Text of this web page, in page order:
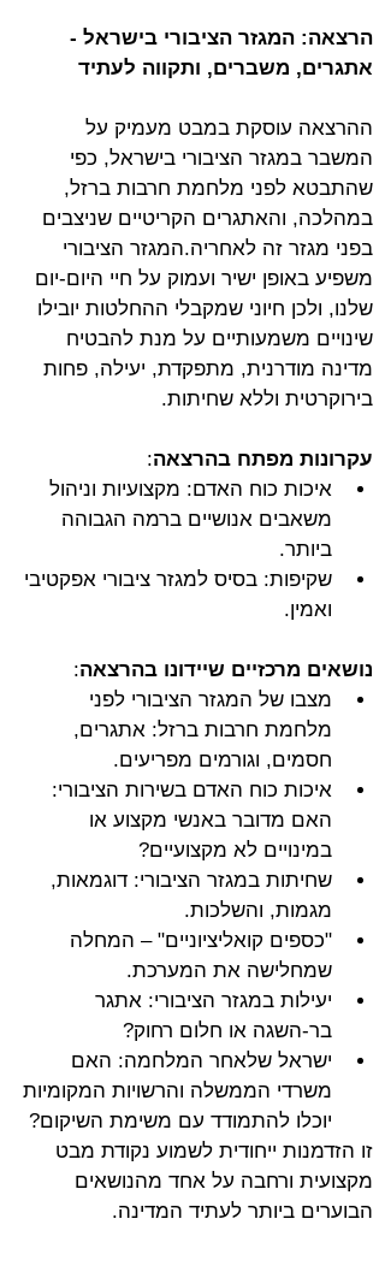
הרצאה: המגזר הציבורי בישראל -
אתגרים, משברים, ותקווה לעתיד
ההרצאה עוסקת במבט מעמיק על
המשבר במגזר הציבורי בישראל, כפי
שהתבטא לפני מלחמת חרבות ברזל,
במהלכה, והאתגרים הקריטיים שניצבים
בפני מגזר זה לאחריה.המגזר הציבורי
משפיע באופן ישיר ועמוק על חיי היום-יום
שלנו, ולכן חיוני שמקבלי ההחלטות יובילו
שינויים משמעותיים על מנת להבטיח
מדינה מודרנית, מתפקדת, יעילה, פחות
בירוקרטית וללא שחיתות.
עקרונות מפתח בהרצאה:
איכות כוח האדם: מקצועיות וניהול
משאבים אנושיים ברמה הגבוהה
ביותר.
שקיפות: בסיס למגזר ציבורי אפקטיבי
ואמין.
נושאים מרכזיים שיידונו בהרצאה:
מצבו של המגזר הציבורי לפני
מלחמת חרבות ברזל: אתגרים,
חסמים, וגורמים מפריעים.
איכות כוח האדם בשירות הציבורי:
האם מדובר באנשי מקצוע או
במינויים לא מקצועיים?
שחיתות במגזר הציבורי: דוגמאות,
מגמות, והשלכות.
"כספים קואליציוניים" – המחלה
שמחלישה את המערכת.
יעילות במגזר הציבורי: אתגר
בר-השגה או חלום רחוק?
ישראל שלאחר המלחמה: האם
משרדי הממשלה והרשויות המקומיות
יוכלו להתמודד עם משימת השיקום?
זו הזדמנות ייחודית לשמוע נקודת מבט
מקצועית ורחבה על אחד מהנושאים
הבוערים ביותר לעתיד המדינה.